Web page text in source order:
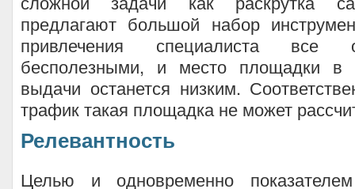
предлагают большой набор
привлечения специалиста все
бесполезными, и место площадки в
выдачи останется низким.
трафик такая площадка не может
Релевантность
Целью и одновременно